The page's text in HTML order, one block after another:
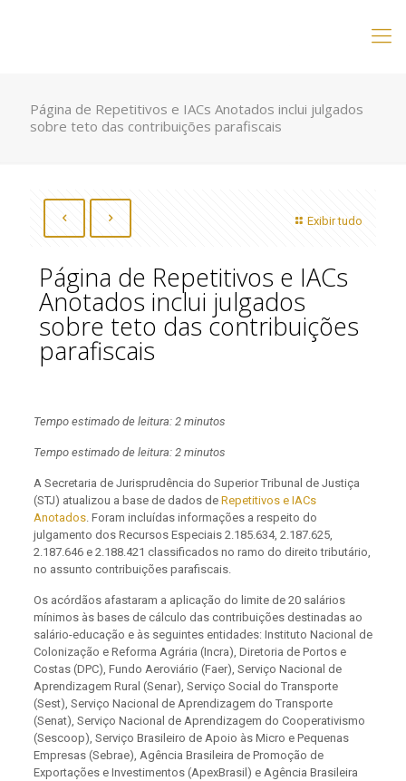
Página de Repetitivos e IACs Anotados inclui julgados
sobre teto das contribuições parafiscais
Exibir tudo
Página de Repetitivos e IACs
Anotados inclui julgados
sobre teto das contribuições
parafiscais
Tempo estimado de leitura: 2 minutos
Tempo estimado de leitura: 2 minutos
A Secretaria de Jurisprudência do Superior Tribunal de Justiça
(STJ) atualizou a base de dados de Repetitivos e IACs
Anotados. Foram incluídas informações a respeito do
julgamento dos Recursos Especiais 2.185.634, 2.187.625,
2.187.646 e 2.188.421 classificados no ramo do direito tributário,
no assunto contribuições parafiscais.
Os acórdãos afastaram a aplicação do limite de 20 salários
mínimos às bases de cálculo das contribuições destinadas ao
salário-educação e às seguintes entidades: Instituto Nacional de
Colonização e Reforma Agrária (Incra), Diretoria de Portos e
Costas (DPC), Fundo Aeroviário (Faer), Serviço Nacional de
Aprendizagem Rural (Senar), Serviço Social do Transporte
(Sest), Serviço Nacional de Aprendizagem do Transporte
(Senat), Serviço Nacional de Aprendizagem do Cooperativismo
(Sescoop), Serviço Brasileiro de Apoio às Micro e Pequenas
Empresas (Sebrae), Agência Brasileira de Promoção de
Exportações e Investimentos (ApexBrasil) e Agência Brasileira